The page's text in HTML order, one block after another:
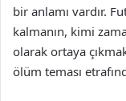
bir anlamı vardır.
kalmanın, kimi
olarak ortaya
ölüm teması